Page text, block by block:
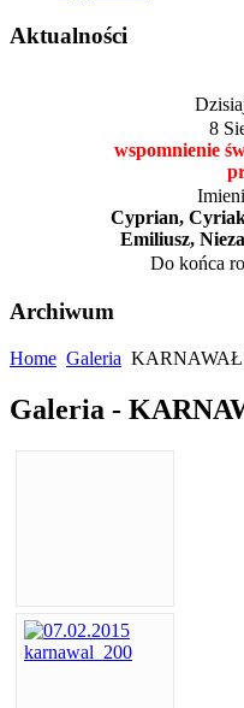
Aktualności
8
wspomnienie
Cyprian,
Emiliusz,
Do końca
Archiwum
Home Galeria KARNAWAŁ
Galeria -